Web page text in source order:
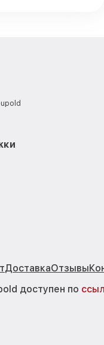
ДоставкаОтзывы
доступен по